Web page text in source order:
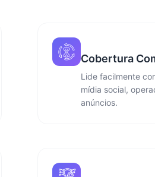
Cobertura
Lide facilmente
mídia social,
anúncios.